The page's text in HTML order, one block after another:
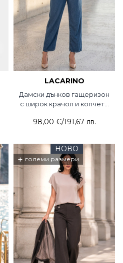
LACARINO
Дамски дънков гащеризон
с широк крачол и копчета
98,00 €/191,67 лв.
НОВО
+ големи размери